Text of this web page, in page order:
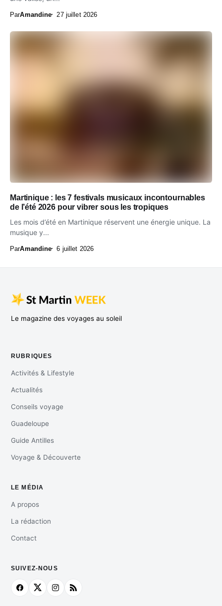
ParAmandine 27 juillet 2026
Martinique : les 7 festivals musicaux incontournables
de l’été 2026 pour vibrer sous les tropiques
Les mois d’été en Martinique réservent une énergie unique. La
musique y...
ParAmandine 6 juillet 2026
Le magazine des voyages au soleil
RUBRIQUES
Activités & Lifestyle
Actualités
Conseils voyage
Guadeloupe
Guide Antilles
Voyage & Découverte
LE MÉDIA
A propos
La rédaction
Contact
SUIVEZ-NOUS